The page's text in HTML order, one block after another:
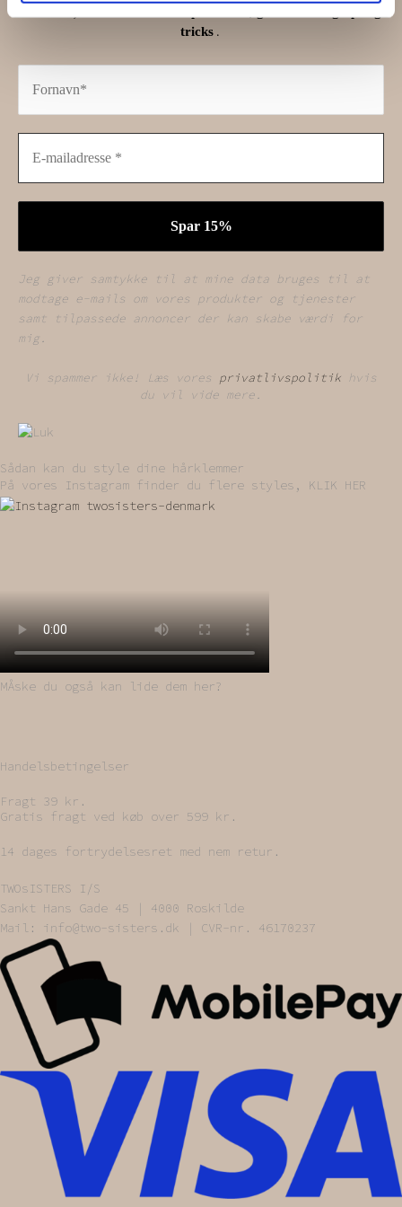
tricks .
Jeg giver samtykke til at mine data bruges til at
modtage e-mails om vores produkter og tjenester
samt tilpassede annoncer der kan skabe værdi for
mig.
Vi spammer ikke! Læs vores privatlivspolitik hvis
du vil vide mere.
Sådan kan du style dine hårklemmer
På vores Instagram finder du flere styles, KLIK HER
MÅske du også kan lide dem her?
Handelsbetingelser
Fragt 39 kr.
Gratis fragt ved køb over 599 kr.
14 dages fortrydelsesret med nem retur.
TWOsISTERS I/S
Sankt Hans Gade 45 | 4000 Roskilde
Mail: info@two-sisters.dk | CVR-nr. 46170237